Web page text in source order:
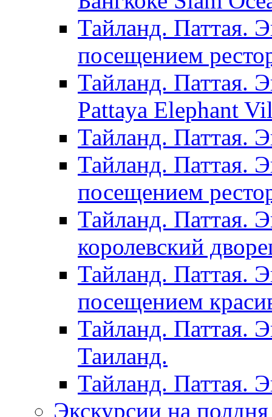
Тайланд. Паттая.
посещением
Тайланд. Паттая.
Pattaya Elephant
Тайланд. Паттая.
Тайланд. Паттая.
посещением
Тайланд. Паттая.
королевский
Тайланд. Паттая.
посещением
Тайланд. Паттая.
Таиланд.
Тайланд. Паттая.
Экскурсии на полдня